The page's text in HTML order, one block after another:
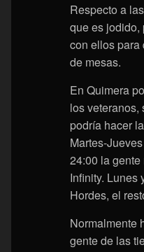
Respecto a
que es
con ellos para
de mesas.
En Quimera
los veteranos,
podría hacer
Martes-
24:00 la
Infinity. Lunes
Hordes, el
Normalmente
gente de las